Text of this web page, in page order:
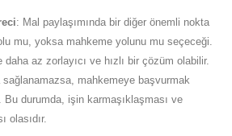
: Mal paylaşımında bir diğer önemli nokta
mu, yoksa mahkeme yolunu mu seçeceği.
az zorlayıcı ve hızlı bir çözüm olabilir.
mahkemeye başvurmak
Bu durumda, işin karmaşıklaşması ve
olasıdır.